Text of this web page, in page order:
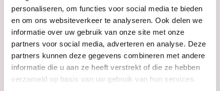
personaliseren, om functies voor social media te bieden
en om ons websiteverkeer te analyseren. Ook delen we
informatie over uw gebruik van onze site met onze
partners voor social media, adverteren en analyse. Deze
partners kunnen deze gegevens combineren met andere
informatie die u aan ze heeft verstrekt of die ze hebben
verzameld op basis van uw gebruik van hun services.
Op voorraad
Pr. Francoise
Bedon Paris
eerste
bestelling